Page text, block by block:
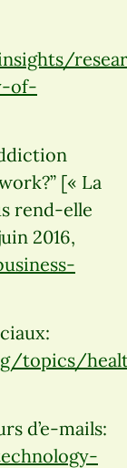
of-
[« La
rend-elle
2016,
topics/
d’e-mails: